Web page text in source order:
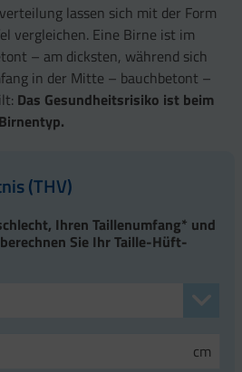
lassen sich mit der Form
vergleichen. Eine Birne ist im
– am dicksten, während sich
in der Mitte – bauchbetont –
Das Gesundheitsrisiko ist beim
(THV)
Ihren Taillenumfang* und
Sie Ihr Taille-Hüft-
cm